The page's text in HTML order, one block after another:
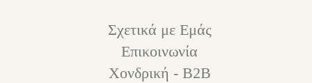
Σχετικά με Εμάς
Επικοινωνία
Χονδρική - B2B